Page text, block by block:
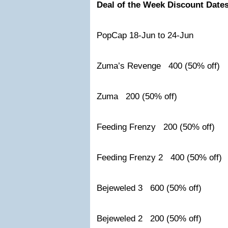
Deal of the Week Discount
PopCap 18-Jun to 24-Jun
Zuma’s Revenge 400 (50% off)
Zuma 200 (50% off)
Feeding Frenzy 200 (50% off)
Feeding Frenzy 2 400 (50% off)
Bejeweled 3 600 (50% off)
Bejeweled 2 200 (50% off)